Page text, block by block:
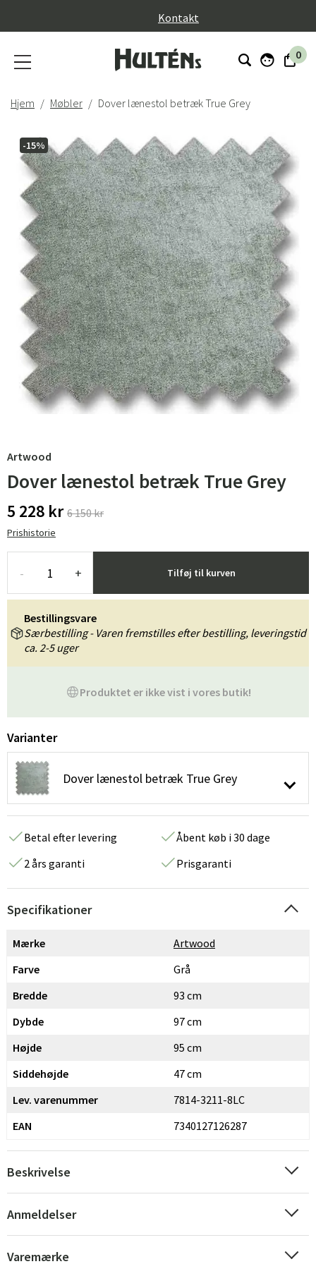
Kontakt
0
Hjem Møbler Dover lænestol betræk True Grey
-15%
Artwood
Dover lænestol betræk True Grey
5 228 kr 6 150 kr
Prishistorie
- + Tilføj til kurven
Produktet er ikke vist i vores butik!
Bestillingsvare
Særbestilling - Varen fremstilles efter bestilling, leveringstid
ca. 2-5 uger
Varianter
Dover lænestol betræk True Grey
Betal efter levering
Åbent køb i 30 dage
2 års garanti
Prisgaranti
Specifikationer
Mærke
Artwood
Farve
Grå
Bredde
93 cm
Dybde
97 cm
Højde
95 cm
Siddehøjde
47 cm
Lev. varenummer
7814-3211-8LC
EAN
7340127126287
Beskrivelse
Anmeldelser
Varemærke